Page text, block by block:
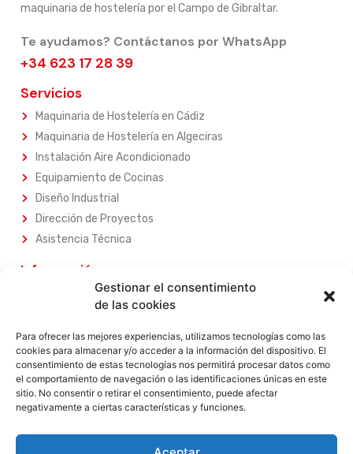
Gestionar el consentimiento
de las cookies
Para ofrecer las mejores experiencias, utilizamos tecnologías como las
cookies para almacenar y/o acceder a la información del dispositivo. El
consentimiento de estas tecnologías nos permitirá procesar datos como
el comportamiento de navegación o las identificaciones únicas en este
sitio. No consentir o retirar el consentimiento, puede afectar
negativamente a ciertas características y funciones.
maquinaria de hostelería por el Campo de Gibraltar.
Te ayudamos? Contáctanos por WhatsApp
+34 623 17 28 39
Servicios
Maquinaria de Hostelería en Cádiz
Maquinaria de Hostelería en Algeciras
Instalación Aire Acondicionado
Equipamiento de Cocinas
Diseño Industrial
Dirección de Proyectos
Asistencia Técnica
Información
Sobre Nosotros
Nuestros Servicios
Nuestros Productos
Contacta con Nosotros
Legal
Aviso Legal